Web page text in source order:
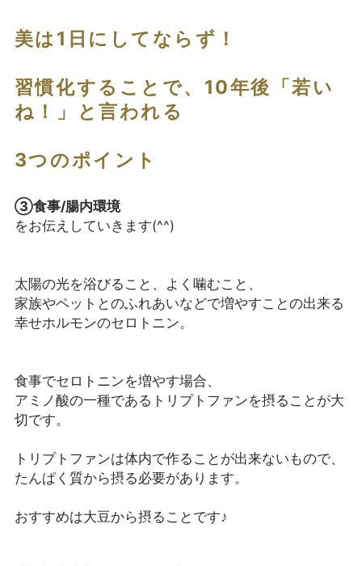
美は1日にしてならず！
習慣化することで、10年後「若い
ね！」と言われる
3つのポイント
③食事/腸内環境
をお伝えしていきます(^^)
太陽の光を浴びること、よく噛むこと、
家族やペットとのふれあいなどで増やすことの出来る
幸せホルモンのセロトニン。
食事でセロトニンを増やす場合、
アミノ酸の一種であるトリプトファンを摂ることが大
切です。
トリプトファンは体内で作ることが出来ないもので、
たんぱく質から摂る必要があります。
おすすめは大豆から摂ることです♪